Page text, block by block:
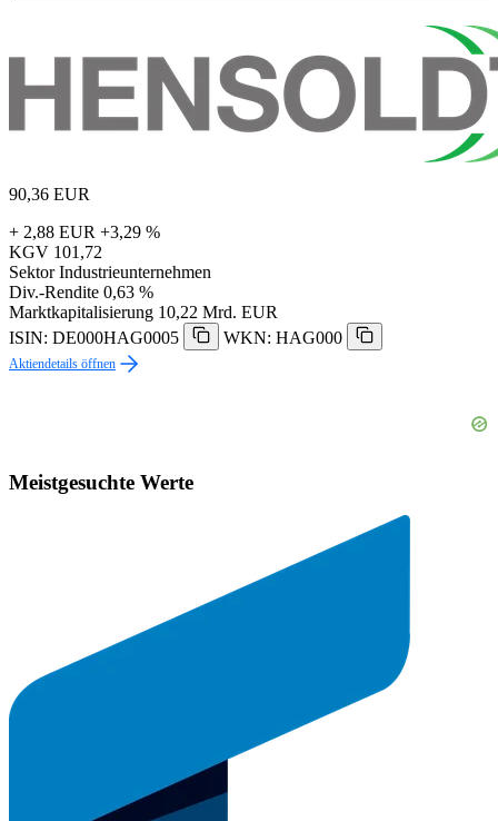
90,36 EUR
+ 2,88 EUR +3,29 %
KGV 101,72
Sektor Industrieunternehmen
Div.-Rendite 0,63 %
Marktkapitalisierung 10,22 Mrd. EUR
ISIN: DE000HAG0005
WKN: HAG000
Aktiendetails öffnen
Meistgesuchte Werte